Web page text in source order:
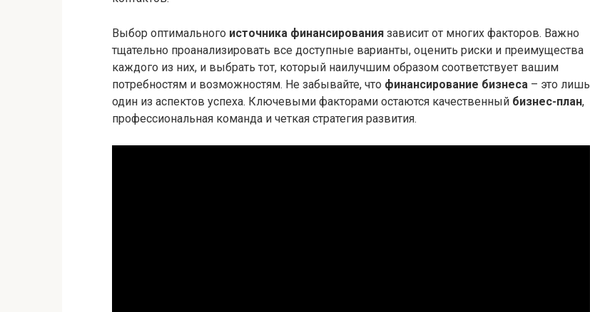
Выбор оптимального источника финансирования зависит от многих факторов. Важно
тщательно проанализировать все доступные варианты, оценить риски и преимущества
каждого из них, и выбрать тот, который наилучшим образом соответствует вашим
потребностям и возможностям. Не забывайте, что финансирование бизнеса – это лишь
один из аспектов успеха. Ключевыми факторами остаются качественный бизнес-план,
профессиональная команда и четкая стратегия развития.